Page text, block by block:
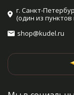
г. Санкт-
(один из
shop@kudel.ru